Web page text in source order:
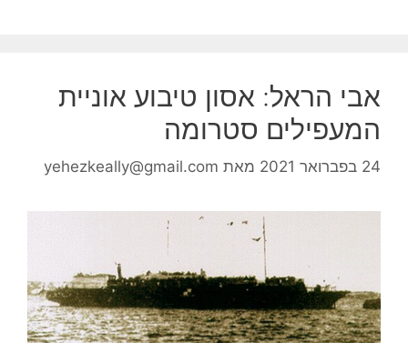
אבי הראל: אסון טיבוע אוניית
המעפילים סטרומה
24 בפברואר 2021 מאת yehezkeally@gmail.com